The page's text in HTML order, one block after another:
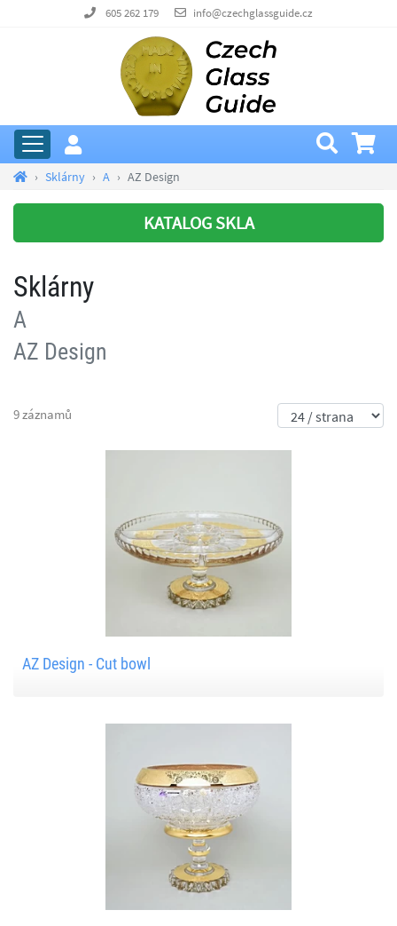
605 262 179 info@czechglassguide.cz
Sklárny A AZ Design
KATALOG SKLA
Sklárny
A
AZ Design
9 záznamů
AZ Design - Cut bowl